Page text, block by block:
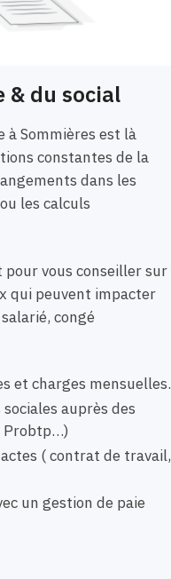
& du social
à Sommières est là
constantes de la
dans les
les calculs
vous conseiller sur
qui peuvent impacter
congé
et charges mensuelles.
auprès des
Probtp…)
( contrat de travail,
un gestion de paie